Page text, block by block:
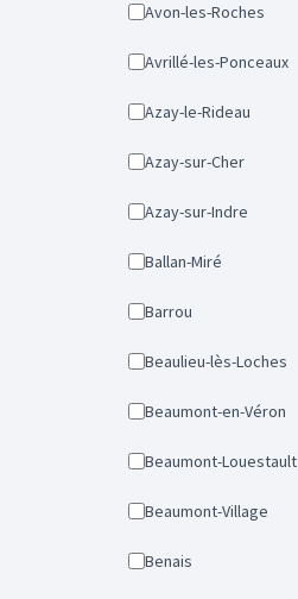
Avon-les-Roches
Avrillé-les-Ponceaux
Azay-le-Rideau
Azay-sur-Cher
Azay-sur-Indre
Ballan-Miré
Barrou
Beaulieu-lès-Loches
Beaumont-en-Véron
Beaumont-Louestault
Beaumont-Village
Benais